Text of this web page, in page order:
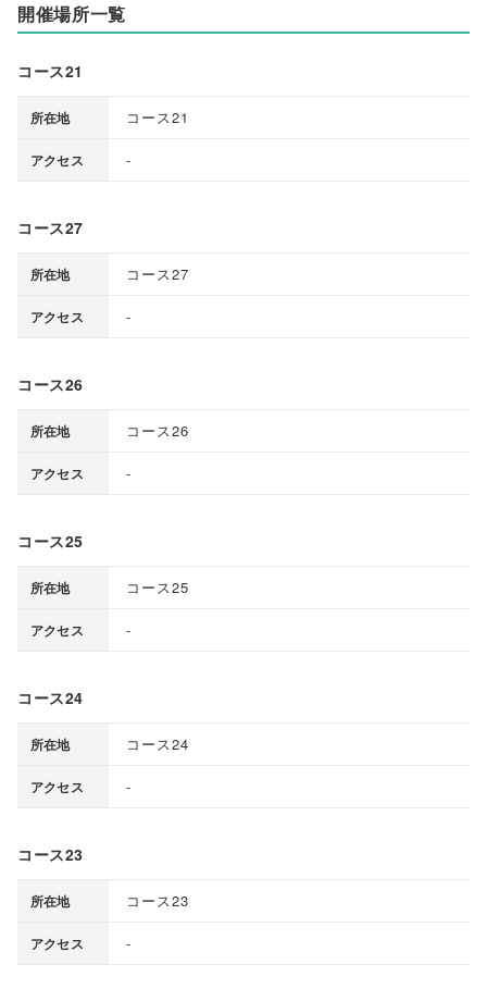
開催場所一覧
コース21
所在地 コース21
アクセス -
コース27
所在地 コース27
アクセス -
コース26
所在地 コース26
アクセス -
コース25
所在地 コース25
アクセス -
コース24
所在地 コース24
アクセス -
コース23
所在地 コース23
アクセス -